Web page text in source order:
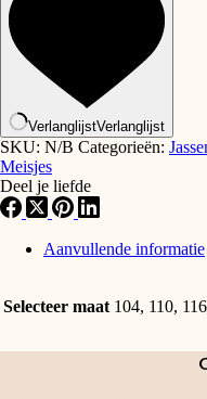
VerlanglijstVerlanglijst
SKU: N/B Categorieën:
Meisjes
Deel je liefde
Aanvullende informatie
Selecteer maat 104, 110,